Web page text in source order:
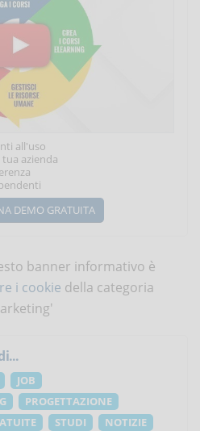
all'uso
tua azienda
DEMO GRATUITA
banner informativo è
i cookie della categoria
JOB
PROGETTAZIONE
STUDI
NOTIZIE